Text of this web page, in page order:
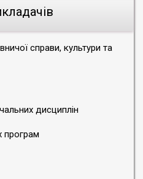
справи, культури та
дисциплін
програм